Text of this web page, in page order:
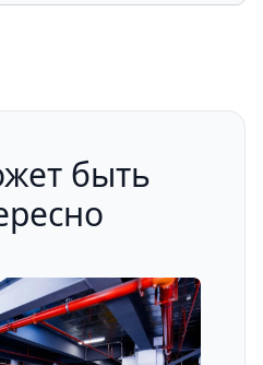
быть